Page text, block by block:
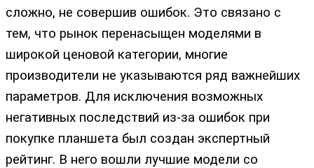
сложно, не совершив ошибок. Это связано с
тем, что рынок перенасыщен моделями в
широкой ценовой категории, многие
производители не указываются ряд важнейших
параметров. Для исключения возможных
негативных последствий из-за ошибок при
покупке планшета был создан экспертный
рейтинг. В него вошли лучшие модели со